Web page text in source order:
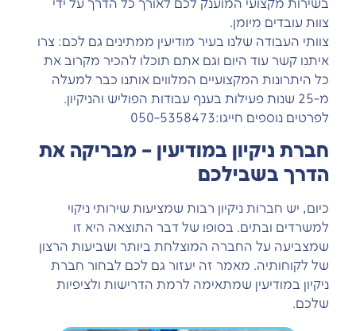
בשירות מקצועי המוענק לכם לאורך כל הדרך על ידי
צוות עובדים מיומן.
צוותי העבודה שלנו בעיר מודיעין ממתינים גם לכם: צרו
איתנו קשר עוד היום וגם אתם תוכלו להכיר מקרוב את
כל היתרונות המקצועיים המלווים אותנו כבר למעלה
מ-25 שנות פעילות בענף עבודות הפוליש והניקיון.
לפרטים נוספים חייגו:050-5358473
חברת ניקיון במודיעין – מבריקה את
הדרך בשבילכם
כיום, יש חברות ניקיון רבות שמציעות שירותי ניקוי
למשרדים ובתים. בסופו של דבר התוצאה היא זו
שמצביעה על החברה המוצלחת ביותר ושביעות הרצון
של לקוחותיה. מאמר זה יעזור גם לכם לבחור חברת
ניקיון במודיעין שמתאימה לרמת הדרישות ולציפיות
שלכם.